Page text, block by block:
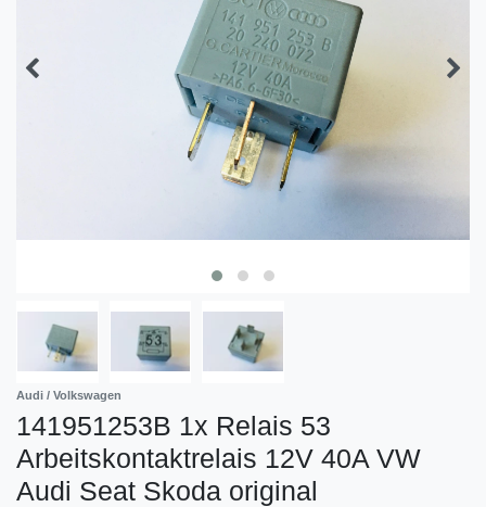
Audi / Volkswagen
141951253B 1x Relais 53
Arbeitskontaktrelais 12V 40A VW
Audi Seat Skoda original